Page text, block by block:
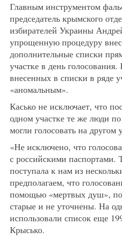
Главным инструментом
председатель крымского
избирателей Украины
упрощенную процедуру
дополнительные списки
участке в день
внесенных в списки в ряде
«аномальным».
Касько не исключает, что
одном участке те же люди
могли голосовать на другом
«Не исключено, что
с российскими паспортами.
поступала к нам из
предполагаем, что
помощью «мертвых душ»,
старые и не уточнены. На
использовали список еще
Крысько.